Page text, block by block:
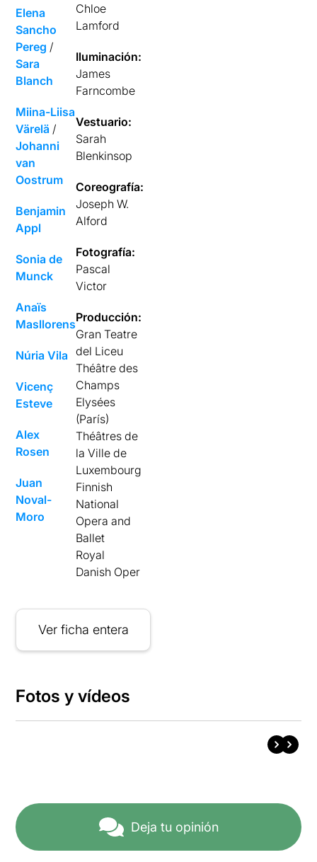
Elena
Sancho
Pereg /
Sara
Blanch
Miina-Liisa
Värelä /
Johanni
van
Oostrum
Benjamin
Appl
Sonia de
Munck
Anaïs
Masllorens
Núria Vila
Vicenç
Esteve
Alex
Rosen
Juan
Noval-
Moro
Chloe
Lamford
Iluminación:
James
Farncombe
Vestuario:
Sarah
Blenkinsop
Coreografía:
Joseph W.
Alford
Fotografía:
Pascal
Victor
Producción:
Gran Teatre
del Liceu
Théâtre des
Champs
Elysées
(París)
Théâtres de
la Ville de
Luxembourg
Finnish
National
Opera and
Ballet
Royal
Danish Oper
Ver ficha entera
Fotos y vídeos
Deja tu opinión